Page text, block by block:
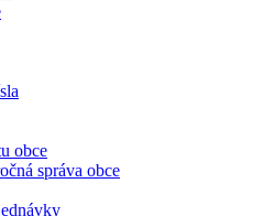
obce
správa obce